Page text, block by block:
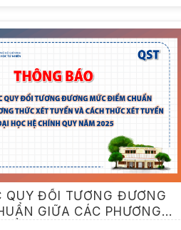
QUY ĐỔI TƯƠNG ĐƯƠNG
GIỮA CÁC PHƯƠNG